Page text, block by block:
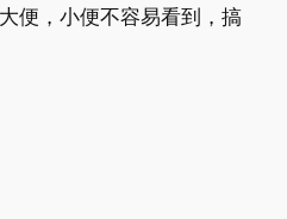
便，小便不容易看到，搞